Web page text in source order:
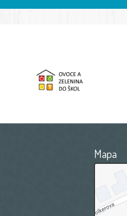
Mapa